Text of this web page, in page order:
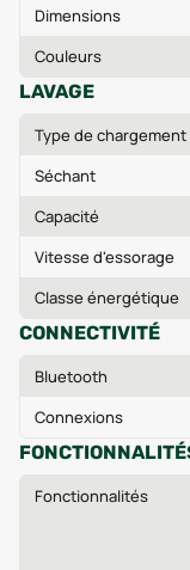
Dimensions
Couleurs
LAVAGE
Type de chargement
Séchant
Capacité
Vitesse d'essorage
Classe énergétique
CONNECTIVITÉ
Bluetooth
Connexions
Fonctionnalités